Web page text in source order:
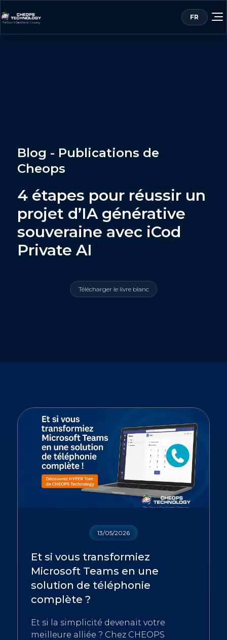
Blog - Publications de
Cheops
4 étapes pour réussir un
projet d’IA générative
souveraine avec iCod
Private AI
Télécharger le livre blanc
13/05/2026
Et si vous transformiez
Microsoft Teams en une
solution de téléphonie
complète ?
Et si la simplicité devenait votre
meilleure alliée ? Chez CHEOPS